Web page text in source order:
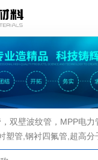
双壁波纹管，MPP电
塑管,钢衬四氟管,超高